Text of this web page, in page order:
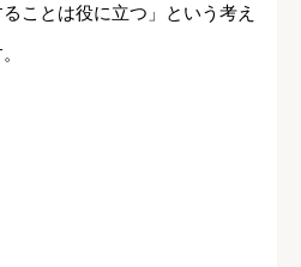
ことは役に立つ」という考え